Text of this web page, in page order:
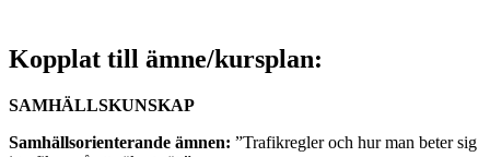
Kopplat till ämne/kursplan:
SAMHÄLLSKUNSKAP
Samhällsorienterande ämnen: ”Trafikregler och hur man beter sig